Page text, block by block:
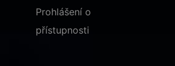
Prohlášení o
přístupnosti